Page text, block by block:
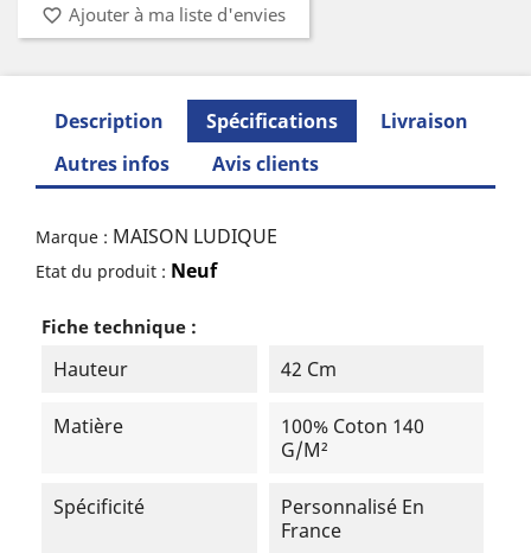
favorite_border Ajouter à ma liste d'envies
Description Spécifications
Livraison
Autres infos
Avis clients
Marque : MAISON LUDIQUE
Etat du produit : Neuf
Fiche technique :
Hauteur 42 Cm
Matière
100% Coton 140
G/m²
Spécificité
Personnalisé En
France